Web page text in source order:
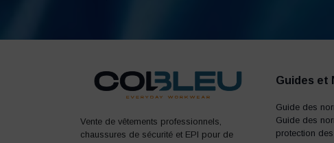
Vente de vêtements professionnels,
chaussures de sécurité et EPI pour de
Guides et
Guide des
Guide des
protection